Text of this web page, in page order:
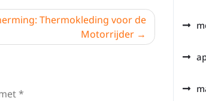
Thermokleding voor de
Motorrijder
*